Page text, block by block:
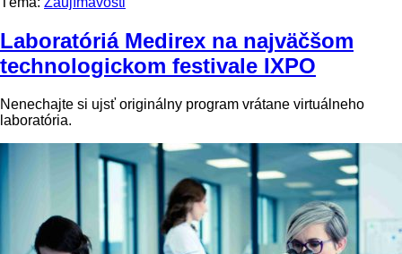
Laboratóriá Medirex na najväčšom
technologickom festivale IXPO
Nenechajte si ujsť originálny program vrátane virtuálneho
laboratória.